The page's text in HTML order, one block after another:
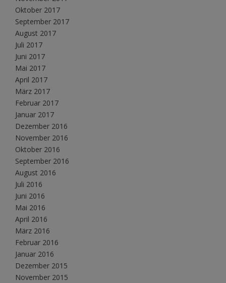
Oktober 2017
September 2017
August 2017
Juli 2017
Juni 2017
Mai 2017
April 2017
März 2017
Februar 2017
Januar 2017
Dezember 2016
November 2016
Oktober 2016
September 2016
August 2016
Juli 2016
Juni 2016
Mai 2016
April 2016
März 2016
Februar 2016
Januar 2016
Dezember 2015
November 2015